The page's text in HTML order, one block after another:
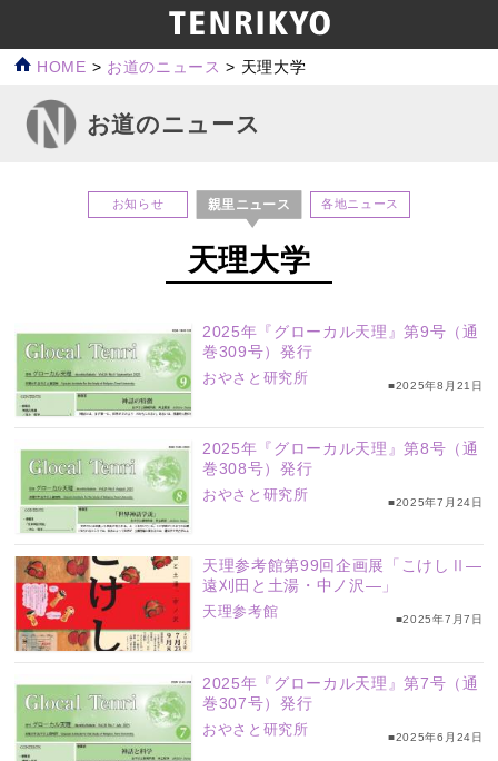
HOME > お道のニュース > 天理大学
お道のニュース
お知らせ 親里ニュース 各地ニュース
天理大学
2025年『グローカル天理』第9号（通
巻309号）発行
おやさと研究所
■2025年8月21日
2025年『グローカル天理』第8号（通
巻308号）発行
おやさと研究所
■2025年7月24日
天理参考館第99回企画展「こけしⅡ―
遠刈田と土湯・中ノ沢―」
天理参考館
■2025年7月7日
2025年『グローカル天理』第7号（通
巻307号）発行
おやさと研究所
■2025年6月24日